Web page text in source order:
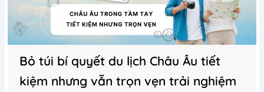
Bỏ túi bí quyết du lịch Châu Âu tiết
kiệm nhưng vẫn trọn vẹn trải nghiệm